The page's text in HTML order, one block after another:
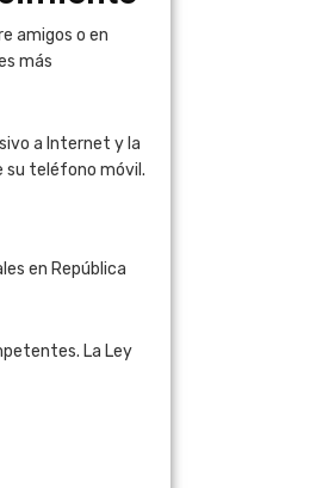
amigos o en
más
a Internet y la
su teléfono móvil.
en República
La Ley